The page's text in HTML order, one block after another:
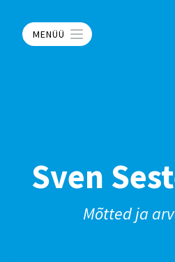
MENÜÜ
Sven
Mõtted ja